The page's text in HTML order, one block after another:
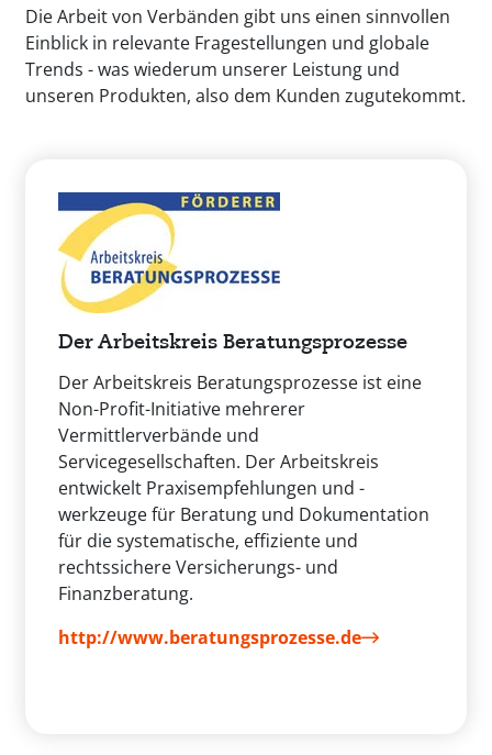
Die Arbeit von Verbänden gibt uns einen sinnvollen
Einblick in relevante Fragestellungen und globale
Trends - was wiederum unserer Leistung und
unseren Produkten, also dem Kunden zugutekommt.
Der Arbeitskreis Beratungsprozesse
Der Arbeitskreis Beratungsprozesse ist eine
Non-Profit-Initiative mehrerer
Vermittlerverbände und
Servicegesellschaften. Der Arbeitskreis
entwickelt Praxisempfehlungen und -
werkzeuge für Beratung und Dokumentation
für die systematische, effiziente und
rechtssichere Versicherungs- und
Finanzberatung.
http://www.beratungsprozesse.de